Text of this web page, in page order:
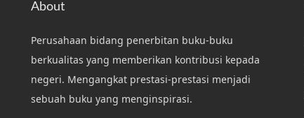
About
Perusahaan bidang penerbitan buku-buku
berkualitas yang memberikan kontribusi kepada
negeri. Mengangkat prestasi-prestasi menjadi
sebuah buku yang menginspirasi.